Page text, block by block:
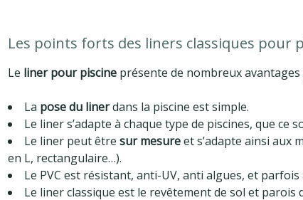
Les points forts des liners classiques pour
Le liner pour piscine présente de nombreux
La pose du linerdans la piscine est simple.
Le liner s’adapte à chaque type de piscines, que
Le liner peut être sur mesureet s’adapte ainsi aux
en L, rectangulaire…).
Le PVC est résistant, anti-UV, anti algues, et
Le liner classique est le revêtement de sol et parois